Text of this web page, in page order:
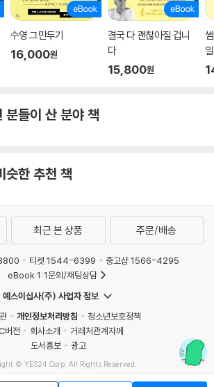
수영 그만두기
16,000원
결국 다 괜찮아질 겁니
다
15,800원
분들이 산 분야 책
슷한 추천 책
최근 본 상품 주문/배송
티켓 1544-6399
중고샵 1566-4295
eBook 1:1문의/채팅상담
예스이십사(주) 사업자 정보
개인정보처리방침
청소년보호정책
버전
회사소개
거래처관계자께
도서홍보
광고
© YES24 Corp. All Rights Reserved.